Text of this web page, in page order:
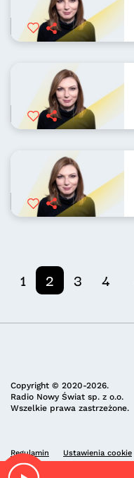
1 2 3 4
Copyright © 2020-2026.
Radio Nowy Świat sp. z o.o.
Wszelkie prawa zastrzeżone.
Regulamin Ustawienia cookie